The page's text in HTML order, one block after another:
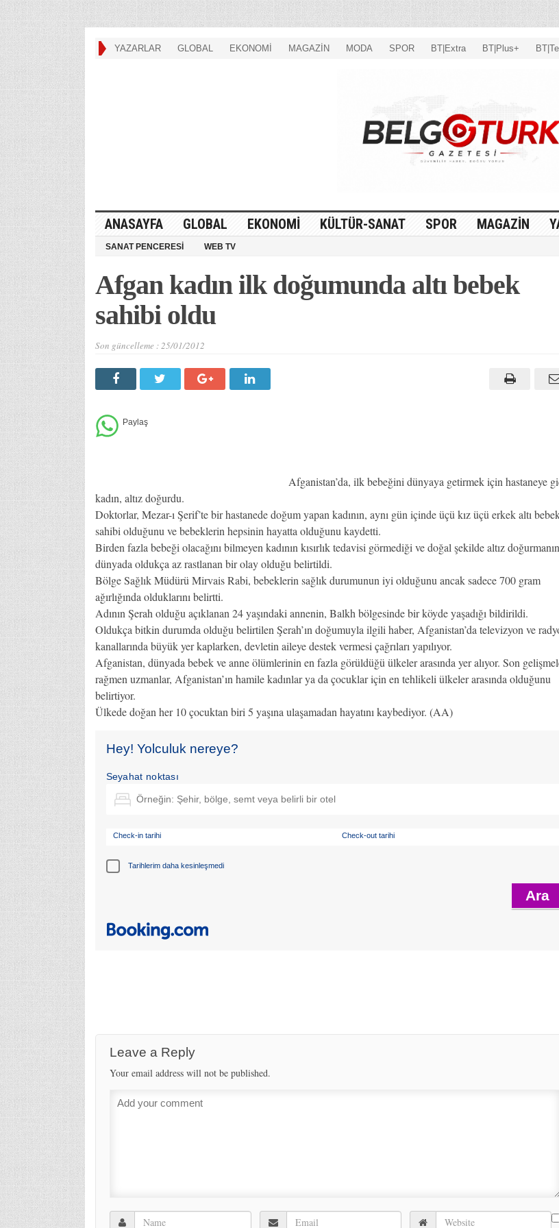
YAZARLAR GLOBAL EKONOMİ MAGAZİN MODA SPOR BT|Extra BT|Plus+
ANASAYFA GLOBAL EKONOMİ KÜLTÜR-SANAT SPOR MAGAZİN
SANAT PENCERESİ WEB TV
Afgan kadın ilk doğumunda altı bebek
sahibi oldu
Son güncelleme :25/01/2012
Afganistan’da, ilk bebeğini dünyaya getirmek için hastaneye
kadın, altız doğurdu.
Doktorlar, Mezar-ı Şerif’te bir hastanede doğum yapan kadının, aynı gün içinde üçü kız üçü erkek altı
sahibi olduğunu ve bebeklerin hepsinin hayatta olduğunu kaydetti.
Birden fazla bebeği olacağını bilmeyen kadının kısırlık tedavisi görmediği ve doğal şekilde altız doğurmanın
dünyada oldukça az rastlanan bir olay olduğu belirtildi.
Bölge Sağlık Müdürü Mirvais Rabi, bebeklerin sağlık durumunun iyi olduğunu ancak sadece 700 gram
ağırlığında olduklarını belirtti.
Adının Şerah olduğu açıklanan 24 yaşındaki annenin, Balkh bölgesinde bir köyde yaşadığı bildirildi.
Oldukça bitkin durumda olduğu belirtilen Şerah’ın doğumuyla ilgili haber, Afganistan’da televizyon ve
kanallarında büyük yer kaplarken, devletin aileye destek vermesi çağrıları yapılıyor.
Afganistan, dünyada bebek ve anne ölümlerinin en fazla görüldüğü ülkeler arasında yer alıyor. Son
rağmen uzmanlar, Afganistan’ın hamile kadınlar ya da çocuklar için en tehlikeli ülkeler arasında olduğunu
belirtiyor.
Ülkede doğan her 10 çocuktan biri 5 yaşına ulaşamadan hayatını kaybediyor. (AA)
Hey! Yolculuk nereye?
Seyahat noktası
Check-in tarihi Check-out tarihi
Tarihlerim daha kesinleşmedi
Leave a Reply
Your email address will not be published.